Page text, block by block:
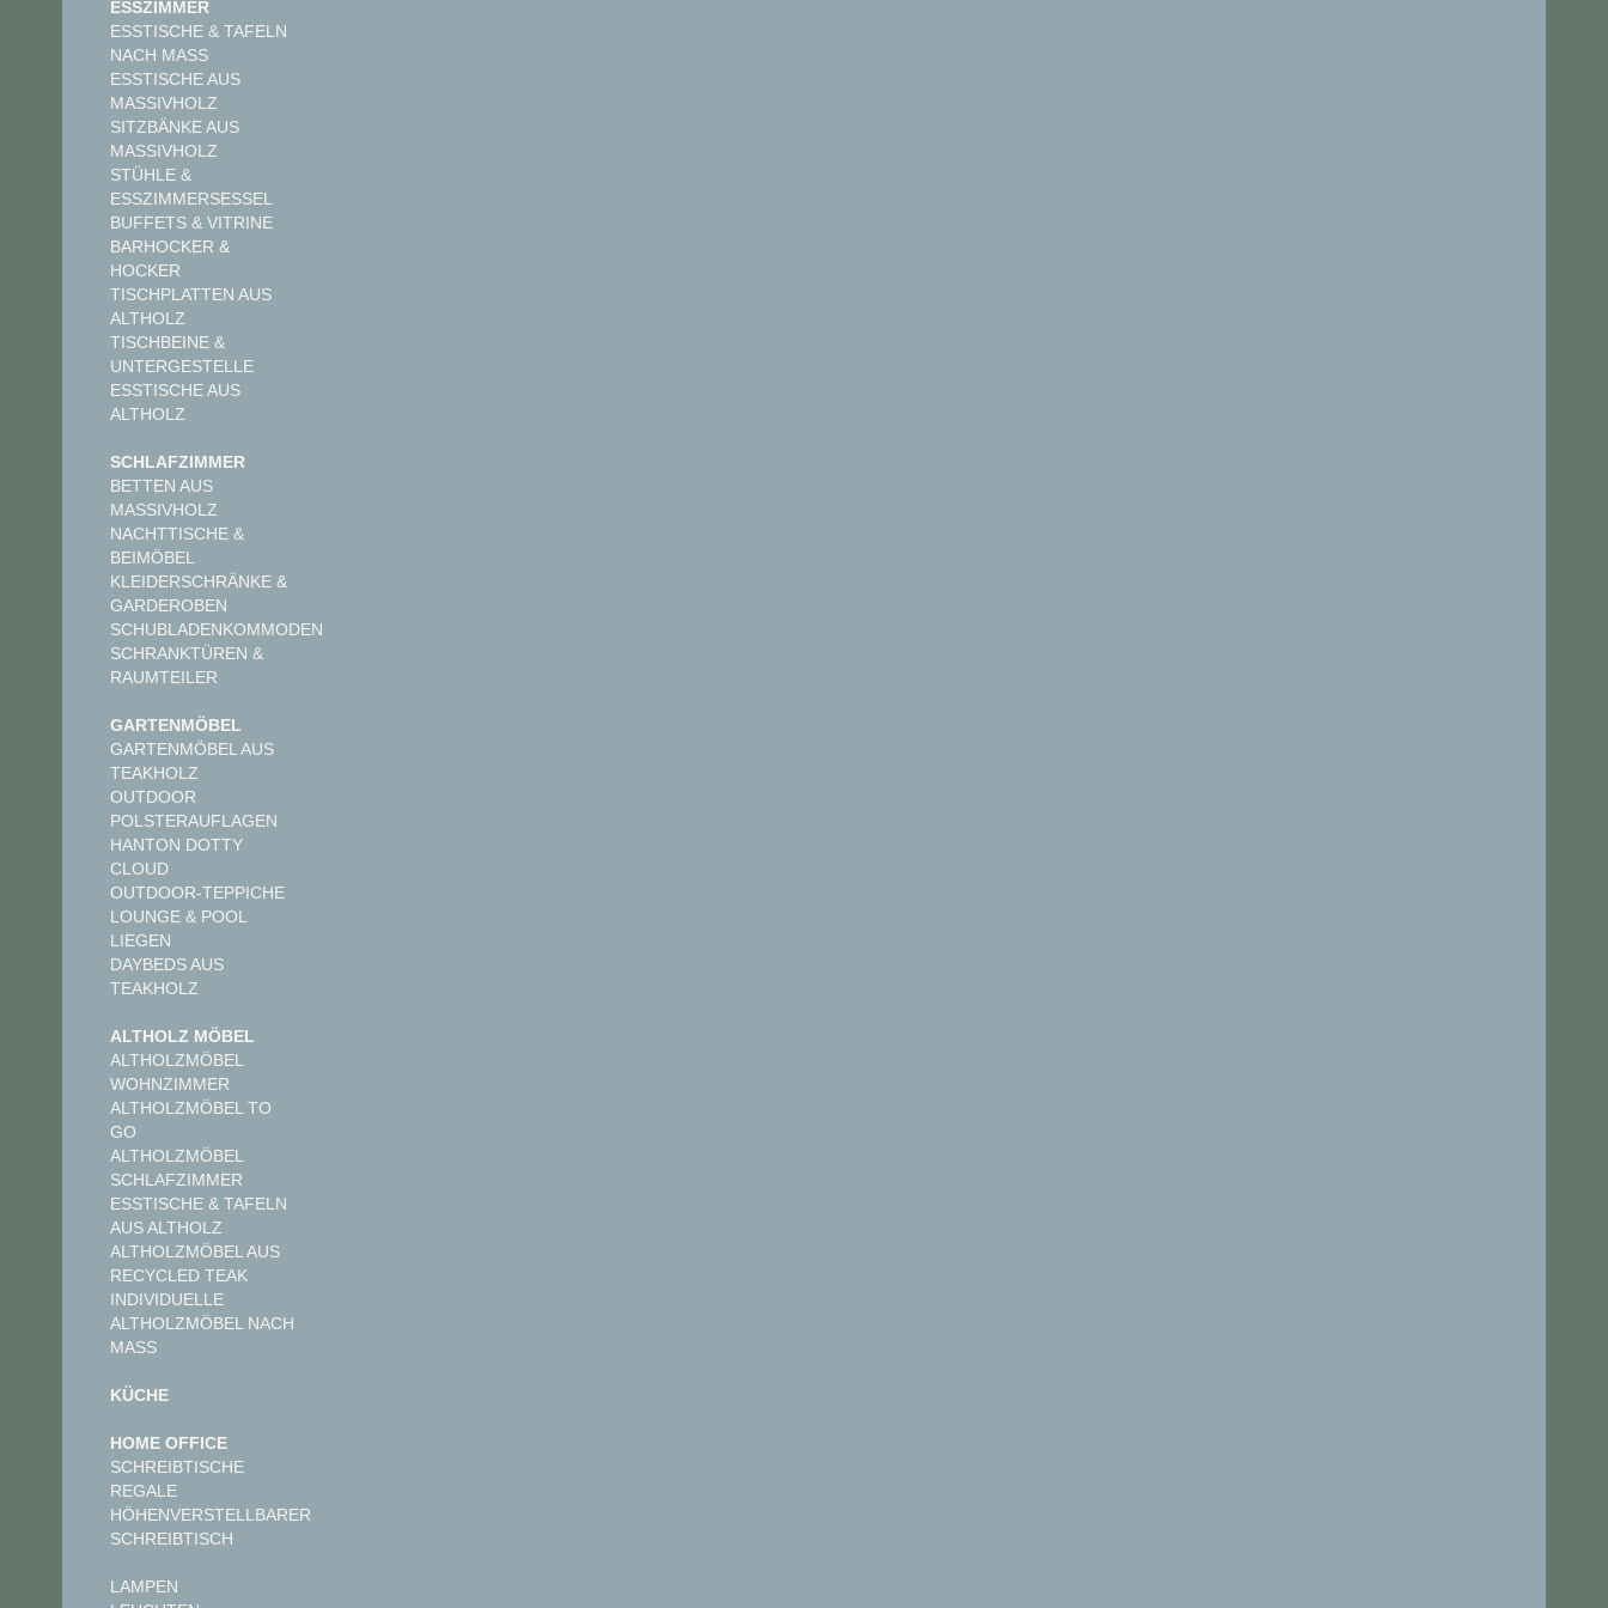
ESSZIMMER
ESSTISCHE & TAFELN
NACH MASS
ESSTISCHE AUS
MASSIVHOLZ
SITZBÄNKE AUS
MASSIVHOLZ
STÜHLE &
ESSZIMMERSESSEL
BUFFETS & VITRINE
BARHOCKER &
HOCKER
TISCHPLATTEN AUS
ALTHOLZ
TISCHBEINE &
UNTERGESTELLE
ESSTISCHE AUS
ALTHOLZ
SCHLAFZIMMER
BETTEN AUS
MASSIVHOLZ
NACHTTISCHE &
BEIMÖBEL
KLEIDERSCHRÄNKE &
GARDEROBEN
SCHUBLADENKOMMODEN
SCHRANKTÜREN &
RAUMTEILER
GARTENMÖBEL
GARTENMÖBEL AUS
TEAKHOLZ
OUTDOOR
POLSTERAUFLAGEN
HANTON DOTTY
CLOUD
OUTDOOR-TEPPICHE
LOUNGE & POOL
LIEGEN
DAYBEDS AUS
TEAKHOLZ
ALTHOLZ MÖBEL
ALTHOLZMÖBEL
WOHNZIMMER
ALTHOLZMÖBEL TO
GO
ALTHOLZMÖBEL
SCHLAFZIMMER
ESSTISCHE & TAFELN
AUS ALTHOLZ
ALTHOLZMÖBEL AUS
RECYCLED TEAK
INDIVIDUELLE
ALTHOLZMÖBEL NACH
MASS
KÜCHE
HOME OFFICE
SCHREIBTISCHE
REGALE
HÖHENVERSTELLBARER
SCHREIBTISCH
LAMPEN